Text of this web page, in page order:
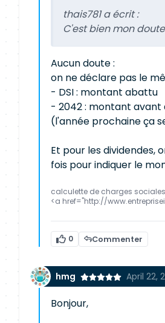
thais781 a écrit :
C'est bien mon doute
Aucun doute :
on ne déclare pas le
- DSI : montant abattu
- 2042 : montant
(l'année prochaine ça
Et pour les dividendes,
fois pour indiquer le
calculette de charges sociales
<a href="http://
0 Commenter
hmg April 22,
Bonjour,